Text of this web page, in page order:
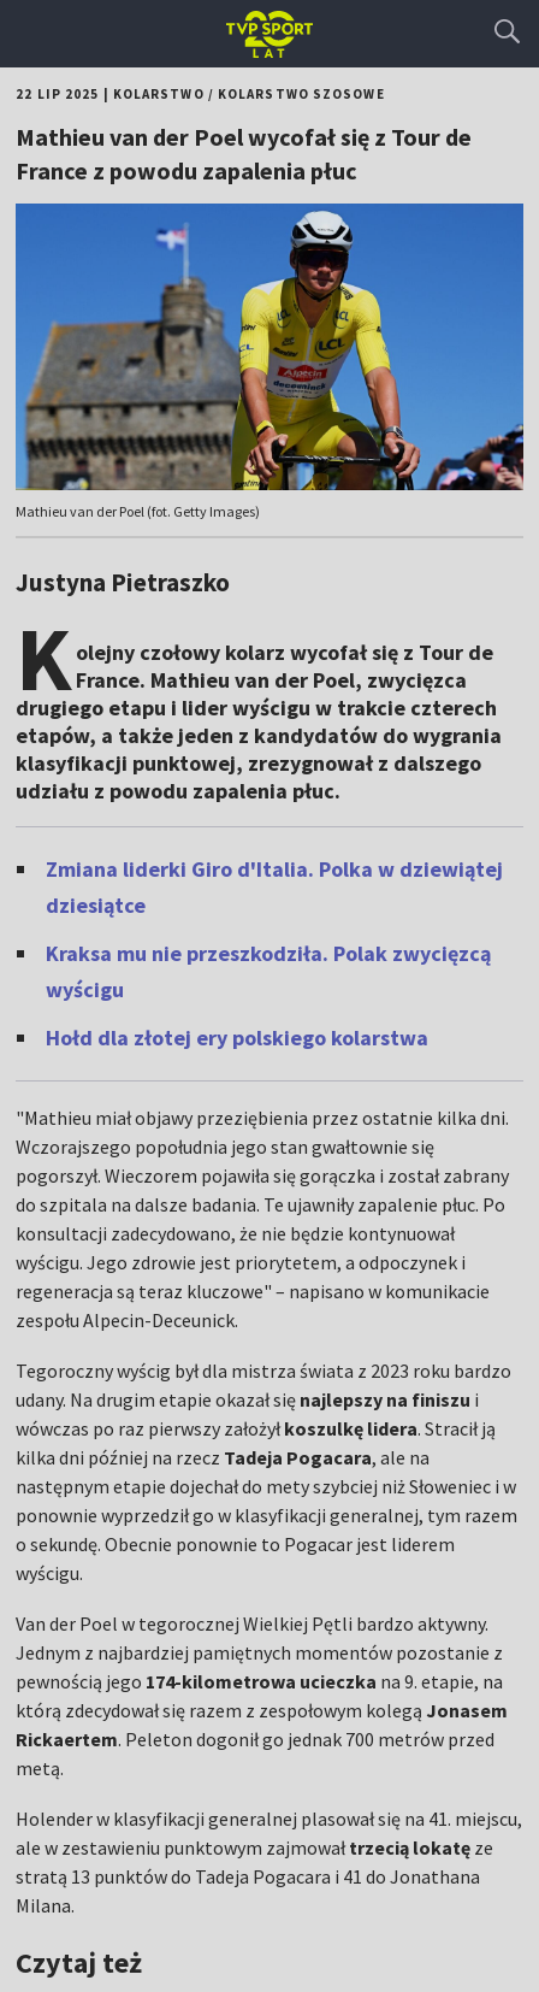
22 LIP 2025 KOLARSTWO / KOLARSTWO SZOSOWE
Mathieu van der Poel wycofał się z Tour de
France z powodu zapalenia płuc
Mathieu van der Poel (fot. Getty Images)
Justyna Pietraszko
Kolejny czołowy kolarz wycofał się z Tour de
France. Mathieu van der Poel, zwycięzca
drugiego etapu i lider wyścigu w trakcie czterech
etapów, a także jeden z kandydatów do wygrania
klasyfikacji punktowej, zrezygnował z dalszego
udziału z powodu zapalenia płuc.
Zmiana liderki Giro d'Italia. Polka w dziewiątej
dziesiątce
Kraksa mu nie przeszkodziła. Polak zwycięzcą
wyścigu
Hołd dla złotej ery polskiego kolarstwa
"Mathieu miał objawy przeziębienia przez ostatnie kilka dni.
Wczorajszego popołudnia jego stan gwałtownie się
pogorszył. Wieczorem pojawiła się gorączka i został zabrany
do szpitala na dalsze badania. Te ujawniły zapalenie płuc. Po
konsultacji zadecydowano, że nie będzie kontynuował
wyścigu. Jego zdrowie jest priorytetem, a odpoczynek i
regeneracja są teraz kluczowe" – napisano w komunikacie
zespołu Alpecin-Deceunick.
Tegoroczny wyścig był dla mistrza świata z 2023 roku bardzo
udany. Na drugim etapie okazał się najlepszy na finiszu i
wówczas po raz pierwszy założyłkoszulkę lidera. Stracił ją
kilka dni później na rzecz Tadeja Pogacara, ale na
następnym etapie dojechał do mety szybciej niż Słoweniec i w
ponownie wyprzedził go w klasyfikacji generalnej, tym razem
o sekundę. Obecnie ponownie to Pogacar jest liderem
wyścigu.
Van der Poel w tegorocznej Wielkiej Pętli bardzo aktywny.
Jednym z najbardziej pamiętnych momentów pozostanie z
pewnością jego 174-kilometrowa ucieczka na 9. etapie, na
którą zdecydował się razem z zespołowym kolegą Jonasem
Rickaertem. Peleton dogonił go jednak 700 metrów przed
metą.
Holender w klasyfikacji generalnej plasował się na 41. miejscu,
ale w zestawieniu punktowym zajmowałtrzecią lokatę ze
stratą 13 punktów do Tadeja Pogacara i 41 do Jonathana
Milana.
Czytaj też